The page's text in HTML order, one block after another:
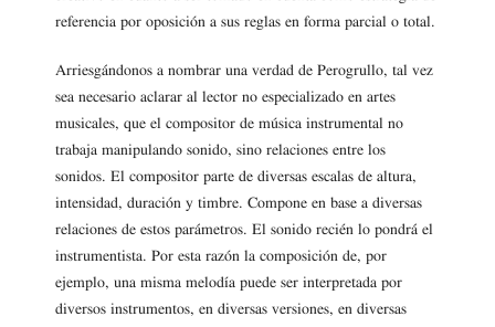
referencia por oposición a sus reglas en forma parcial o total.
Arriesgándonos a nombrar una verdad de Perogrullo, tal vez
sea necesario aclarar al lector no especializado en artes
musicales, que el compositor de música instrumental no
trabaja manipulando sonido, sino relaciones entre los
sonidos. El compositor parte de diversas escalas de altura,
intensidad, duración y timbre. Compone en base a diversas
relaciones de estos parámetros. El sonido recién lo pondrá el
instrumentista. Por esta razón la composición de, por
ejemplo, una misma melodía puede ser interpretada por
diversos instrumentos, en diversas versiones, en diversas